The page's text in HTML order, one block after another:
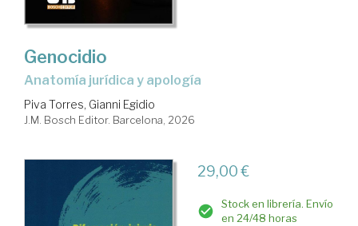
Genocidio
Anatomía jurídica y apología
Piva Torres, Gianni Egidio
J.M. Bosch Editor. Barcelona, 2026
29,00 €
Stock en librería. Envío
en 24/48 horas